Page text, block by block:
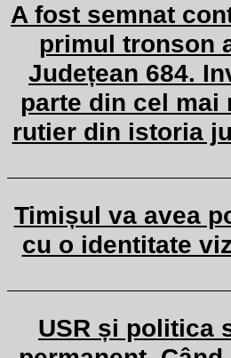
A fost semnat
primul tronson
Județean 684.
parte din cel mai
rutier din istoria
Timișul va avea
cu o identitate
USR și politica